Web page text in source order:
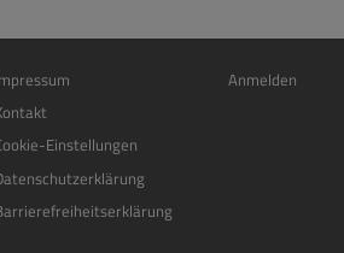
Einstellungen
Benutzermenü
Anmelden